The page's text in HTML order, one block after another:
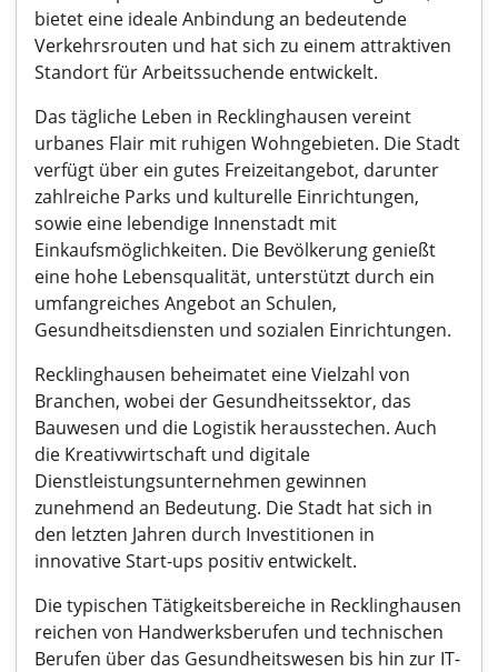
bietet eine ideale Anbindung an bedeutende
Verkehrsrouten und hat sich zu einem attraktiven
Standort für Arbeitssuchende entwickelt.
Das tägliche Leben in Recklinghausen vereint
urbanes Flair mit ruhigen Wohngebieten. Die Stadt
verfügt über ein gutes Freizeitangebot, darunter
zahlreiche Parks und kulturelle Einrichtungen,
sowie eine lebendige Innenstadt mit
Einkaufsmöglichkeiten. Die Bevölkerung genießt
eine hohe Lebensqualität, unterstützt durch ein
umfangreiches Angebot an Schulen,
Gesundheitsdiensten und sozialen Einrichtungen.
Recklinghausen beheimatet eine Vielzahl von
Branchen, wobei der Gesundheitssektor, das
Bauwesen und die Logistik herausstechen. Auch
die Kreativwirtschaft und digitale
Dienstleistungsunternehmen gewinnen
zunehmend an Bedeutung. Die Stadt hat sich in
den letzten Jahren durch Investitionen in
innovative Start-ups positiv entwickelt.
Die typischen Tätigkeitsbereiche in Recklinghausen
reichen von Handwerksberufen und technischen
Berufen über das Gesundheitswesen bis hin zur IT-